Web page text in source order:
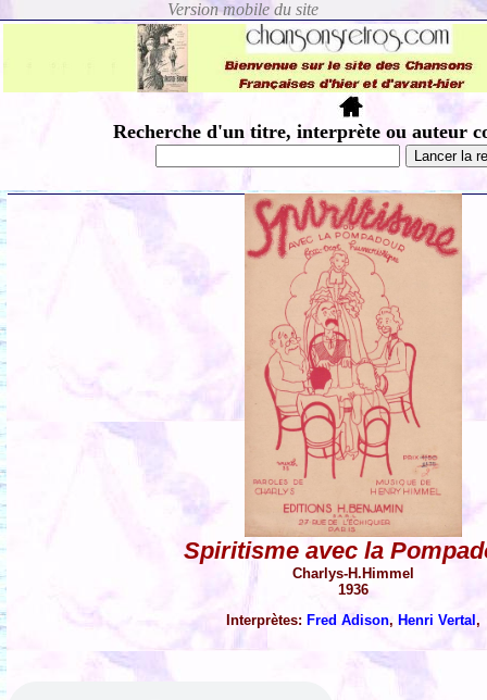
Recherche d'un titre, interprète ou auteur
Spiritisme avec la
Charlys-H.Himmel
1936
Interprètes: Fred Adison, Henri Vertal ,